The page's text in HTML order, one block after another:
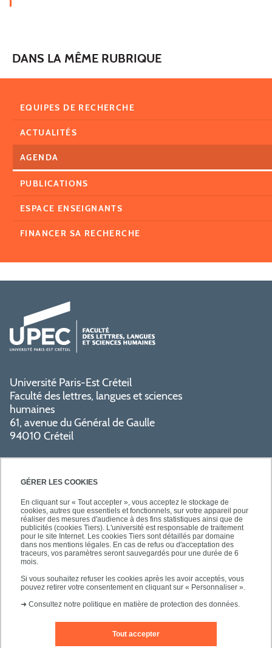
GÉRER LES COOKIES
En cliquant sur « Tout accepter », vous acceptez le stockage de
cookies, autres que essentiels et fonctionnels, sur votre appareil pour
réaliser des mesures d'audience à des fins statistiques ainsi que de
publicités (cookies Tiers). L'université est responsable de traitement
pour le site Internet. Les cookies Tiers sont détaillés par domaine
dans nos mentions légales. En cas de refus ou d'acceptation des
traceurs, vos paramètres seront sauvegardés pour une durée de 6
mois.
Si vous souhaitez refuser les cookies après les avoir acceptés, vous
pouvez retirer votre consentement en cliquant sur « Personnaliser ».
➜ Consultez notre politique en matière de protection des données.
Tout accepter
DANS LA MÊME RUBRIQUE
EQUIPES DE RECHERCHE
ACTUALITÉS
AGENDA
PUBLICATIONS
ESPACE ENSEIGNANTS
FINANCER SA RECHERCHE
Université Paris-Est Créteil
Faculté des lettres, langues et sciences
humaines
61, avenue du Général de Gaulle
94010 Créteil
PRATIQUE
NOS FORMATIONS
Nous contacter